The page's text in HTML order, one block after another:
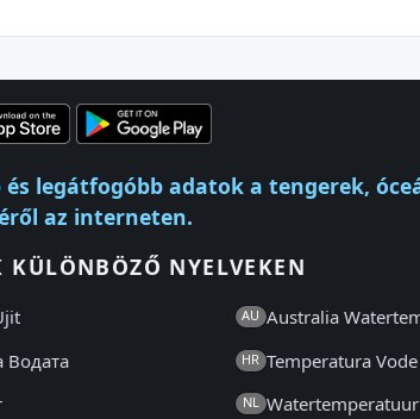
és legátfogóbb adatok a tengerek,
az interneten.
KÜLÖNBÖZŐ NYELVEKEN
AU Australia
Водата HR Temperatura Vode
NL Watertemperatuur